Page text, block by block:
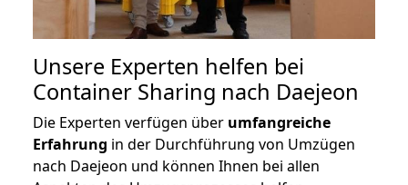
Unsere Experten helfen bei
Container Sharing nach Daejeon
Die Experten verfügen über umfangreiche
Erfahrung in der Durchführung von Umzügen
nach Daejeon und können Ihnen bei allen